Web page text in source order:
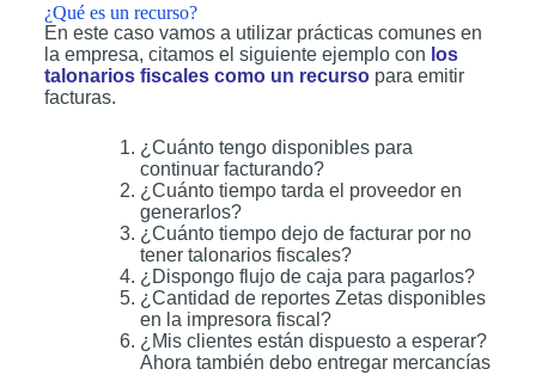
¿Qué es un recurso?
En este caso vamos a utilizar prácticas comunes en
la empresa, citamos el siguiente ejemplo con los
talonarios fiscales como un recursopara emitir
facturas.
¿Cuánto tengo disponibles para
continuar facturando?
¿Cuánto tiempo tarda el proveedor en
generarlos?
¿Cuánto tiempo dejo de facturar por no
tener talonarios fiscales?
¿Dispongo flujo de caja para pagarlos?
¿Cantidad de reportes Zetas disponibles
en la impresora fiscal?
¿Mis clientes están dispuesto a esperar?
Ahora también debo entregar mercancías